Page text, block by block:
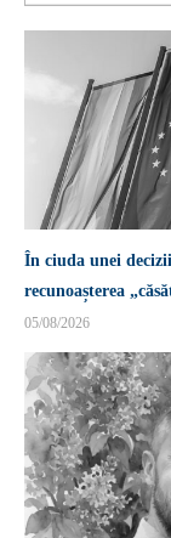
În ciuda unei
recunoașterea
05/08/2026